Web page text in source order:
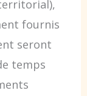
fournis
seront
temps